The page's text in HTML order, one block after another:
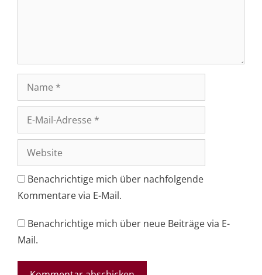
Mail-
Adresse
Website
Benachrichtige mich über nachfolgende
Kommentare via E-Mail.
Benachrichtige mich über neue Beiträge via E-
Mail.